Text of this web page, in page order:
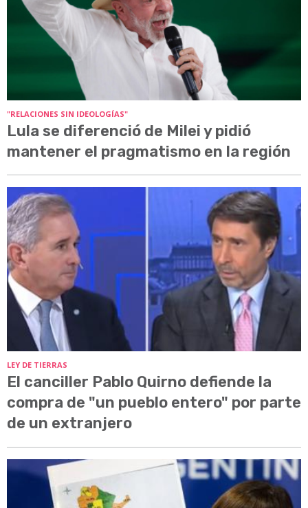
"RELACIONES SIN IDEOLOGÍAS"
Lula se diferenció de Milei y pidió
mantener el pragmatismo en la región
LEY DE TIERRAS
El canciller Pablo Quirno defiende la
compra de "un pueblo entero" por parte
de un extranjero